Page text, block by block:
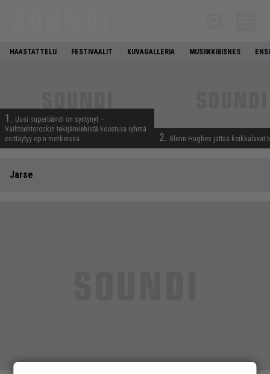
HAASTATTELU FESTIVAALIT KUVAGALLERIA MUSIIKKIBISNES
1. Uusi superbändi on syntynyt –
Vaihtoehtorockin tekijämiehistä koostuva ryhmä
esittäytyy ep:n merkeissä
2. Glenn Hughes jättää keikkalavat
Jarse